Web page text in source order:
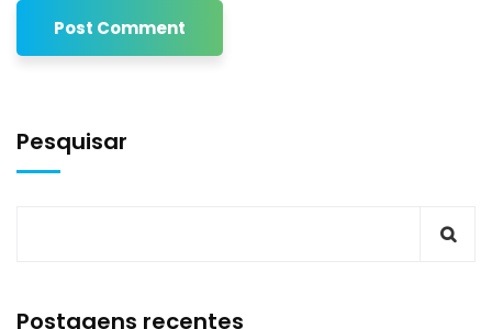
Pesquisar
Postagens recentes